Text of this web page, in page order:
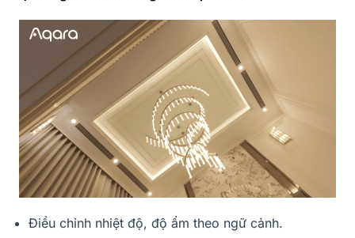
Điều chỉnh nhiệt độ, độ ẩm theo ngữ cảnh.